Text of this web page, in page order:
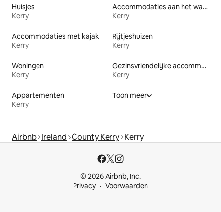
Huisjes
Kerry
Accommodaties aan het water
Kerry
Accommodaties met kajak
Kerry
Rijtjeshuizen
Kerry
Woningen
Kerry
Gezinsvriendelijke accommodaties
Kerry
Appartementen
Kerry
Toon meer
Airbnb Ireland County Kerry Kerry
© 2026 Airbnb, Inc.
Privacy
Voorwaarden